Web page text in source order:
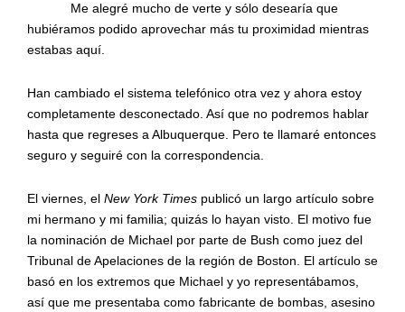
Me alegré mucho de verte y sólo desearía que
hubiéramos podido aprovechar más tu proximidad mientras
estabas aquí.
Han cambiado el sistema telefónico otra vez y ahora estoy
completamente desconectado. Así que no podremos hablar
hasta que regreses a Albuquerque. Pero te llamaré entonces
seguro y seguiré con la correspondencia.
El viernes, el New York Timespublicó un largo artículo sobre
mi hermano y mi familia; quizás lo hayan visto. El motivo fue
la nominación de Michael por parte de Bush como juez del
Tribunal de Apelaciones de la región de Boston. El artículo se
basó en los extremos que Michael y yo representábamos,
así que me presentaba como fabricante de bombas, asesino